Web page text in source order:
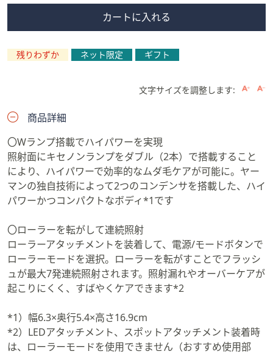
カートに入れる
残りわずか ネット限定 ギフト
文字サイズを調整します:
商品詳細
〇Wランプ搭載でハイパワーを実現
照射面にキセノンランプをダブル（2本）で搭載すること
により、ハイパワーで効率的なムダ毛ケアが可能に。ヤー
マンの独自技術によって2つのコンデンサを搭載した、ハイ
パワーかつコンパクトなボディ*1です
〇ローラーを転がして連続照射
ローラーアタッチメントを装着して、電源/モードボタンで
ローラーモードを選択。ローラーを転がすことでフラッシ
ュが最大7発連続照射されます。照射漏れやオーバーケアが
起こりにくく、すばやくケアできます*2
*1）幅6.3×奥行5.4×高さ16.9cm
*2）LEDアタッチメント、スポットアタッチメント装着時
は、ローラーモードを使用できません（おすすめ使用部